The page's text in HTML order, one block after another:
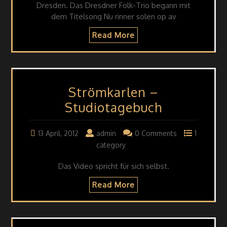
Dresden. Das Dresdner Folk-Trio begann mit
dem Titelsong Nu rinner solen op av
Read More
Strömkarlen –
Studiotagebuch
13 April, 2012 admin 0 Comments
1
category
Das Video spricht für sich selbst.
Read More